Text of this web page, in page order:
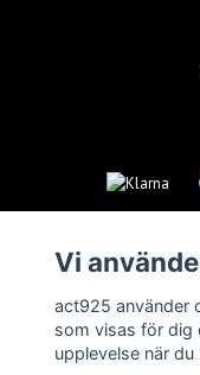
Vi
act925 använder
som visas för dig
upplevelse när